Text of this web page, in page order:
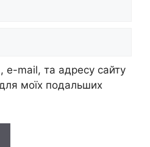
e-mail, та адресу сайту
моїх подальших